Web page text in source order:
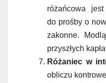
różańcowa
do prośby o
zakonne.
przyszłych
Różaniec w
obliczu